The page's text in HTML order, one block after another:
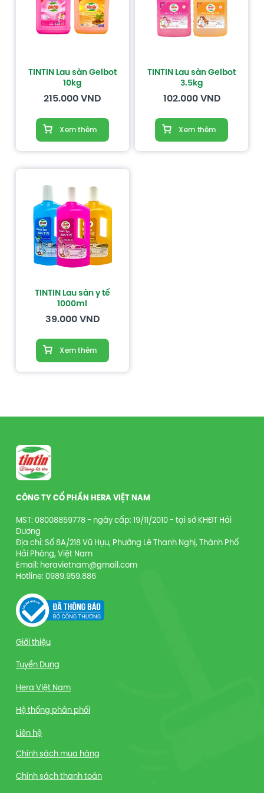
TINTIN Lau sàn Gelbot
10kg
215.000VND
Xem thêm
TINTIN Lau sàn Gelbot
3.5kg
102.000VND
Xem thêm
TINTIN Lau sàn y tế
1000ml
39.000VND
Xem thêm
CÔNG TY CỔ PHẦN HERA VIỆT NAM
MST: 08008859778 - ngày cấp: 19/11/2010 - tại sở KHĐT Hải
Dương
Địa chỉ: Số 8A/218 Vũ Hựu, Phường Lê Thanh Nghị, Thành Phố
Hải Phòng, Việt Nam
Email: heravietnam@gmail.com
Hotline: 0989.959.886
Giới thiệu
Tuyển Dụng
Hera Việt Nam
Hệ thống phân phối
Liên hệ
Chính sách mua hàng
Chính sách thanh toán